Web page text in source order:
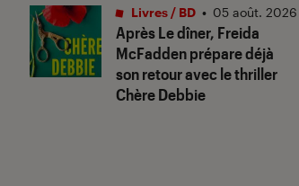
AprèsLe dîner, Freida
McFadden prépare déjà
son retour avec le thriller
Chère Debbie
Livres / BD • 05 août. 2026